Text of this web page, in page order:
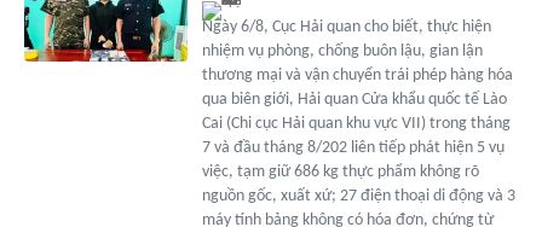
Ngày 6/8, Cục Hải quan cho biết, thực hiện
nhiệm vụ phòng, chống buôn lậu, gian lận
thương mại và vận chuyển trái phép hàng hóa
qua biên giới, Hải quan Cửa khẩu quốc tế Lào
Cai (Chi cục Hải quan khu vực VII) trong tháng
7 và đầu tháng 8/202 liên tiếp phát hiện 5 vụ
việc, tạm giữ 686 kg thực phẩm không rõ
nguồn gốc, xuất xứ; 27 điện thoại di động và 3
máy tính bảng không có hóa đơn, chứng từ